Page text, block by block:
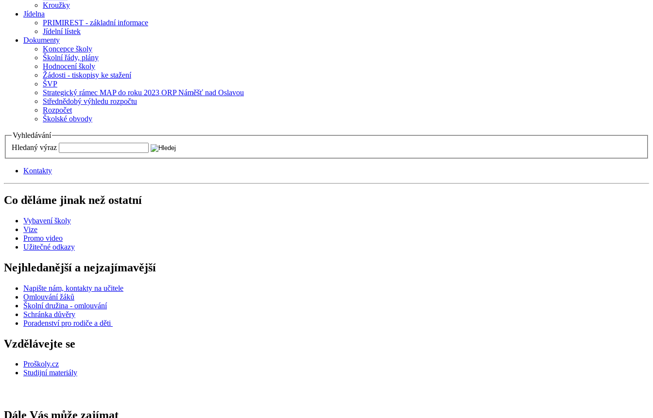
Kroužky
Jídelna
PRIMIREST - základní informace
Jídelní lístek
Dokumenty
Koncepce školy
Školní řády, plány
Hodnocení školy
Žádosti - tiskopisy ke stažení
ŠVP
Strategický rámec MAP do roku 2023 ORP Náměšť nad Oslavou
Střednědobý výhledu rozpočtu
Rozpočet
Školské obvody
Vyhledávání
Hledaný výraz
Kontakty
Co děláme jinak než ostatní
Vybavení školy
Vize
Promo video
Užitečné odkazy
Nejhledanější a nejzajímavější
Napište nám, kontakty na učitele
Omlouvání žáků
Školní družina - omlouvání
Schránka důvěry
Poradenství pro rodiče a děti
Vzdělávejte se
Proškoly.cz
Studijní materiály
Dále Vás může zajímat